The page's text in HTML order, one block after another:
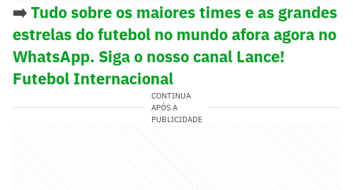
➡️Tudo sobre os maiores times e as grandes
estrelas do futebol no mundo afora agora no
WhatsApp. Siga o nosso canal Lance!
Futebol Internacional
CONTINUA
APÓS A
PUBLICIDADE